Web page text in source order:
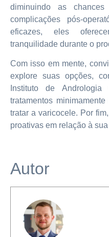
diminuindo as
complicações pós-
eficazes, eles
tranquilidade durante o
Com isso em mente,
explore suas opções,
Instituto de
tratamentos
tratar a varicocele. Por
proativas em relação à
Autor